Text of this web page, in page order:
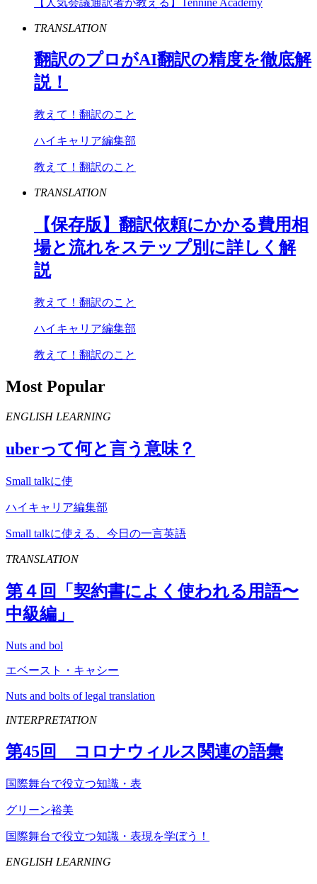
TRANSLATION
翻訳のプロがAI翻訳の精度を徹底解
説！
教えて！翻訳のこと
ハイキャリア編集部
教えて！翻訳のこと
TRANSLATION
【保存版】翻訳依頼にかかる費用相
場と流れをステップ別に詳しく解
説
教えて！翻訳のこと
ハイキャリア編集部
教えて！翻訳のこと
Most Popular
ENGLISH LEARNING
uberって何と言う意味？
Small talkに使
ハイキャリア編集部
Small talkに使える、今日の一言英語
TRANSLATION
第４回「契約書によく使われる用語〜
中級編」
Nuts and bol
エベースト・キャシー
Nuts and bolts of legal translation
INTERPRETATION
第45回 コロナウィルス関連の語彙
国際舞台で役立つ知識・表
グリーン裕美
国際舞台で役立つ知識・表現を学ぼう！
ENGLISH LEARNING